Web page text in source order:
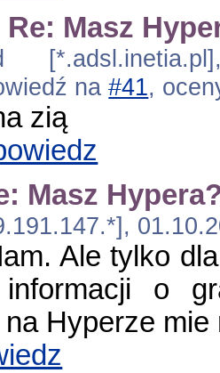
Re: Masz
na#41,
zią
Masz
Ale tylko
o
Hyperze mie